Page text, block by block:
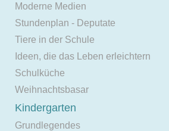
Moderne Medien
Stundenplan - Deputate
Tiere in der Schule
Ideen, die das Leben erleichtern
Schulküche
Weihnachtsbasar
Kindergarten
Grundlegendes